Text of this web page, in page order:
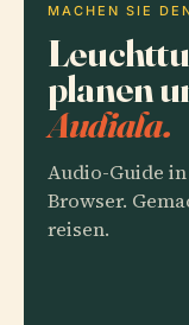
MACHEN SIE
planen
Audiala.
Audio-Guide
Browser.
reisen.